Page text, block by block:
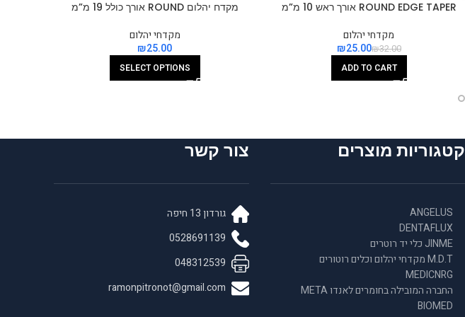
ROUND EDGE TAPER אורך ראש 10 מ”מ
מקדחי יהלום
₪32.00
₪25.00
ADD TO CART
מקדח יהלום ROUND אורך כולל 19 מ”מ
מקדחי יהלום
₪
SELECT OPTIONS
קטגוריות מוצרים
ANGELUS
DENTAFLUX
JINME כלי יד רוטרים
M.D.T מקדחי יהלום וכלים רוטורים
MEDICNRG
החברה המובילה בחומרים לאנדו META
BIOMED
צור קשר
גורדון 13 חיפה
0528691139
048312539
ramonpitronot@gmail.com